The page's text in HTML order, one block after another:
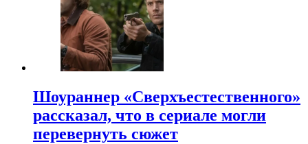
Шоураннер «Сверхъестественного»
рассказал, что в сериале могли
перевернуть сюжет